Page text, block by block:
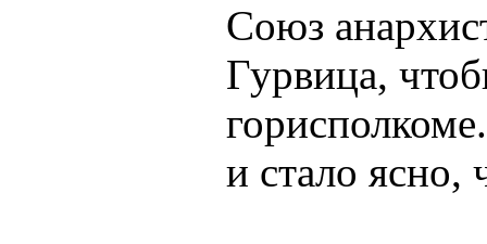
Союз
Гурвица,
и стало ясно,